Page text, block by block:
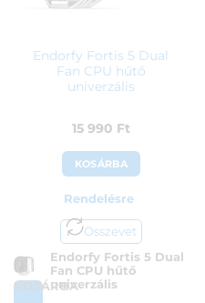
Endorfy Fortis 5 Dual
Fan CPU hűtő
univerzális
15 990 Ft
KOSÁRBA
Rendelésre
Összevet
KOSÁRBA
Endorfy Fortis 5 Dual
Fan CPU hűtő
univerzális